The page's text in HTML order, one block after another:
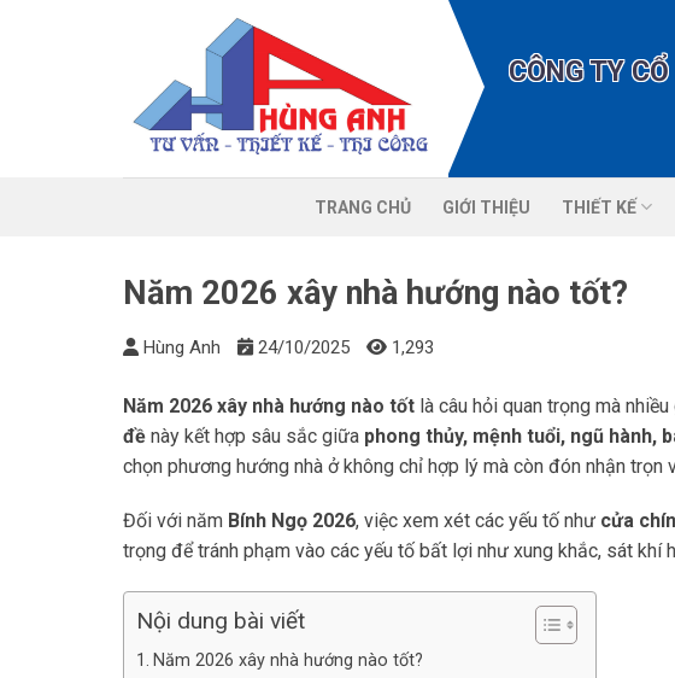
CÔNG TY
TRANG CHỦ GIỚI THIỆU THIẾT KẾ
Năm 2026 xây nhà hướng nào tốt?
Hùng Anh 24/10/2025 1,293
Năm 2026 xây nhà hướng nào tốt là câu hỏi quan trọng mà
đề này kết hợp sâu sắc giữa phong thủy, mệnh tuổi, ngũ hành,
chọn phương hướng nhà ở không chỉ hợp lý mà còn đón nhận trọn
Đối với năm Bính Ngọ 2026, việc xem xét các yếu tố như cửa
trọng để tránh phạm vào các yếu tố bất lợi như xung khắc, sát khí
Nội dung bài viết
Năm 2026 xây nhà hướng nào tốt?